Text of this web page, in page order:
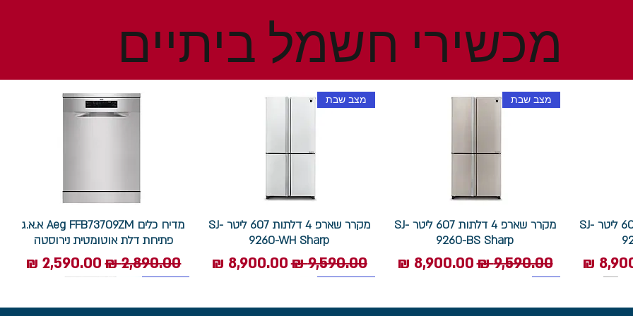
מקרר שארפ 4 דלתות 607 ליטר SJ-
מבצע
מצב שבת
מקרר שארפ 4 דלתות 607 ליטר SJ-
9260-BS Sharp
מחיר רגיל‏9,590.00 ‏₪ מחיר מבצע
מצב שבת
מקרר שארפ 4 דלתות 607 ליטר SJ-
9260-WH Sharp
מחיר רגיל‏9,590.00 ‏₪ מחיר מבצע
מדיח כלים Aeg FFB73709ZM א.א.ג
פתיחת דלת אוטומטית נירוסטה
מחיר רגיל‏2,890.00 ‏₪ מחיר מבצע
מכשירי חשמל ביתיים